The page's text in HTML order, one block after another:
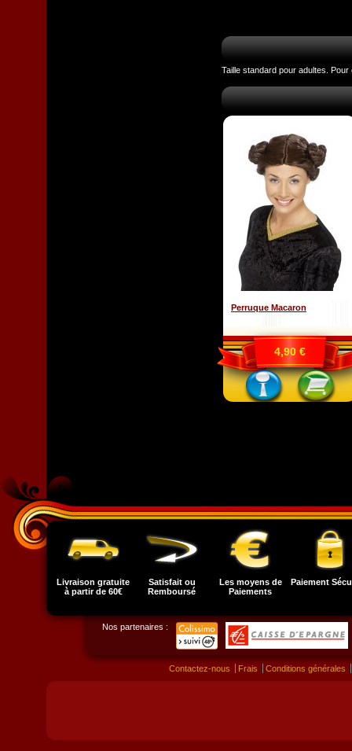
Taille standard pour adultes.
Perruque Macaron
4,90 €
Livraison gratuite
à partir de 60€
Satisfait ou
Remboursé
Les moyens de
Paiements
Paiement
Nos partenaires :
Contactez-nous Frais Conditions générales